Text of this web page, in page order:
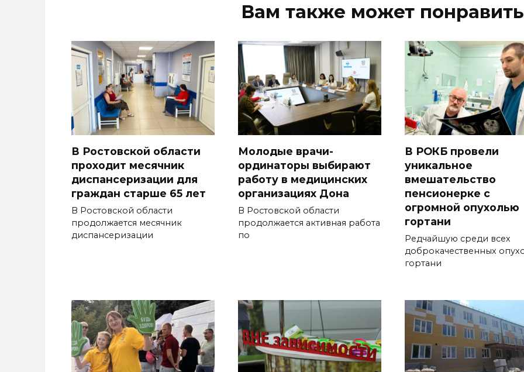
Вам также может
В Ростовской области
проходит месячник
диспансеризации для
граждан старше 65 лет
В Ростовской области
продолжается месячник
диспансеризации
Молодые врачи-
ординаторы выбирают
работу в медицинских
организациях Дона
В Ростовской области
продолжается активная работа
по
В РОКБ провели
уникальное
вмешательство
пенсионерке с
огромной опухолью
гортани
Редчайшую среди всех
доброкачественных
гортани